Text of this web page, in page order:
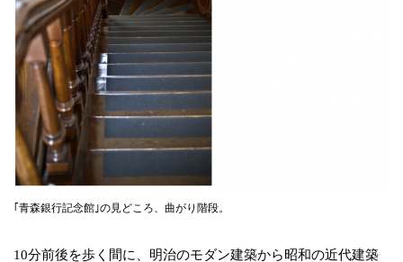
｢青森銀行記念館｣の見どころ、曲がり階段。
10分前後を歩く間に、明治のモダン建築から昭和の近代建築